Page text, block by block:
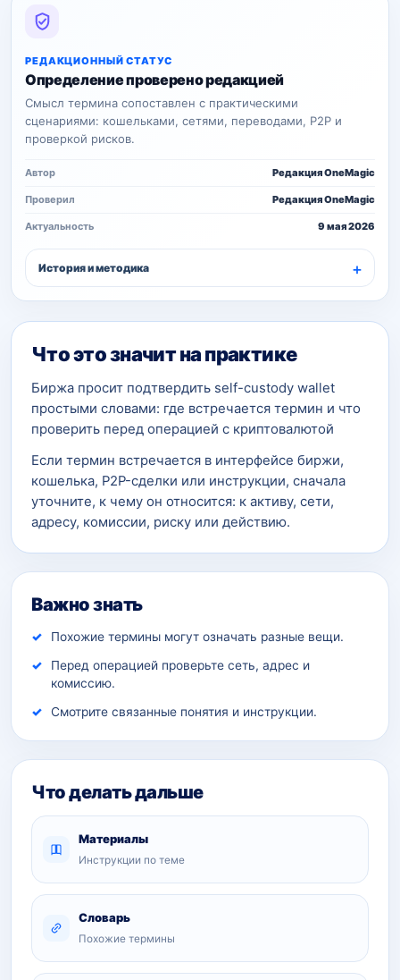
РЕДАКЦИОННЫЙ СТАТУС
Определение проверено редакцией
Смысл термина сопоставлен с практическими
сценариями: кошельками, сетями, переводами, P2P и
проверкой рисков.
Автор Редакция OneMagic
Проверил Редакция OneMagic
Актуальность 9 мая 2026
История и методика
Что это значит на практике
Биржа просит подтвердить self-custody wallet
простыми словами: где встречается термин и что
проверить перед операцией с криптовалютой
Если термин встречается в интерфейсе биржи,
кошелька, P2P-сделки или инструкции, сначала
уточните, к чему он относится: к активу, сети,
адресу, комиссии, риску или действию.
Важно знать
Похожие термины могут означать разные вещи.
Перед операцией проверьте сеть, адрес и
комиссию.
Смотрите связанные понятия и инструкции.
Что делать дальше
Материалы
Инструкции по теме
Словарь
Похожие термины